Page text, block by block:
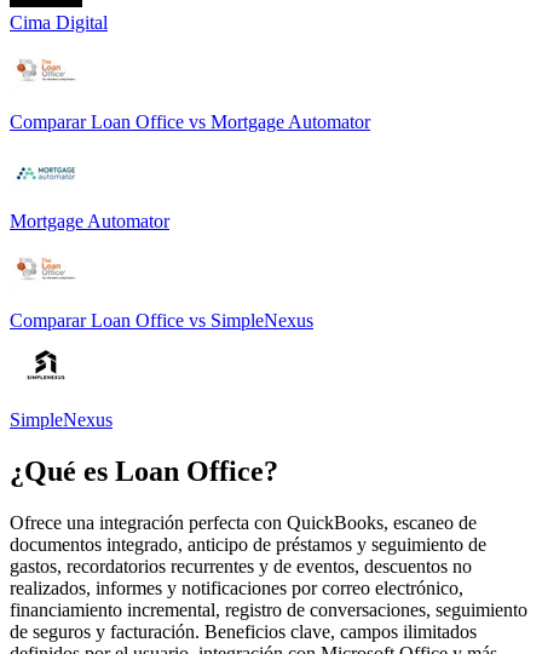
Cima Digital
Comparar Loan Office vs Mortgage Automator
Mortgage Automator
Comparar Loan Office vs SimpleNexus
SimpleNexus
¿Qué es Loan Office?
Ofrece una integración perfecta con QuickBooks, escaneo de
documentos integrado, anticipo de préstamos y seguimiento de
gastos, recordatorios recurrentes y de eventos, descuentos no
realizados, informes y notificaciones por correo electrónico,
financiamiento incremental, registro de conversaciones, seguimiento
de seguros y facturación. Beneficios clave, campos ilimitados